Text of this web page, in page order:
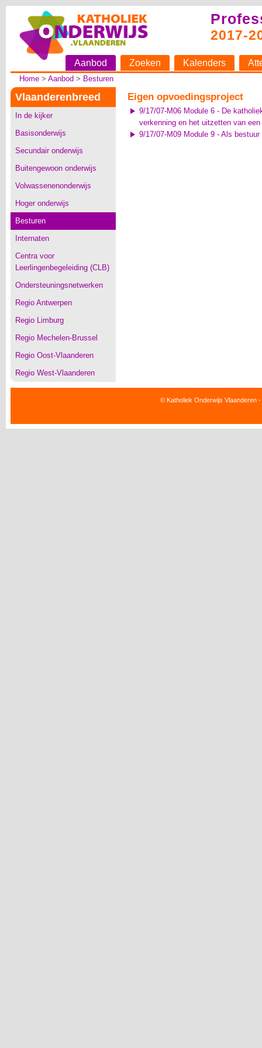
2017-
Aanbod Zoeken Kalenders
Home> Aanbod > Besturen
Vlaanderenbreed
In de kijker
Basisonderwijs
Secundair onderwijs
Buitengewoon onderwijs
Volwassenenonderwijs
Hoger onderwijs
Besturen
Internaten
Centra voor
Leerlingenbegeleiding (CLB)
Ondersteuningsnetwerken
Regio Antwerpen
Regio Limburg
Regio Mechelen-Brussel
Regio Oost-Vlaanderen
Regio West-Vlaanderen
Eigen opvoedingsproject
9/17/07-M06 Module 6 - De
verkenning en het uitzetten van
9/17/07-M09 Module 9 - Als
© Katholiek Onderwijs Vlaanderen